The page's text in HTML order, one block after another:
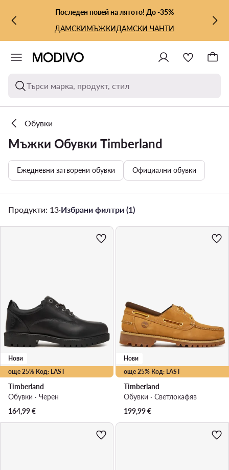
КЪМ ОСНОВНОТО СЪДЪРЖАНИЕ
КЪМ ТЪРСЕНЕПоследен повей на лятото! До -35%
ДАМСКИМЪЖКИДАМСКИ ЧАНТИ
Търси марка, продукт, стил
Обувки
Мъжки Обувки Timberland
Ежедневни затворени обувки Официални обувки
Продукти: 13·Избрани филтри (1)
още 25% Код: LAST
Нови
Timberland
Обувки · Черен
164,99€
още 25% Код: LAST
Нови
Timberland
Обувки · Светлокафяв
199,99€